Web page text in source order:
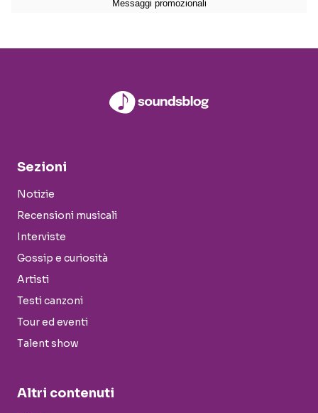
Sezioni
Notizie
Recensioni musicali
Interviste
Gossip e curiosità
Artisti
Testi canzoni
Tour ed eventi
Talent show
Altri contenuti